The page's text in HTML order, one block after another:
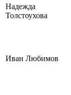
Надежда
Толстоухова
Иван Любимов